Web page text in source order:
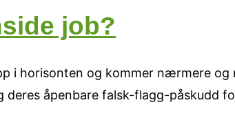
job?
i horisonten og kommer nærmere
deres åpenbare falsk-flagg-påskudd